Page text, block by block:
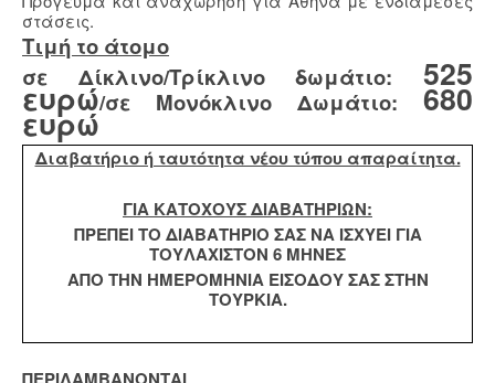
στάσεις.
Τιμή το άτομο
σε Δίκλινο/Τρίκλινο δωμάτιο: 525
ευρώ/σε Μονόκλινο Δωμάτιο: 680
ευρώ
Διαβατήριο ή ταυτότητα νέου τύπου απαραίτητα.
ΓΙΑ ΚΑΤΟΧΟΥΣ ΔΙΑΒΑΤΗΡΙΩΝ:
ΠΡΕΠΕΙ ΤΟ ΔΙΑΒΑΤΗΡΙΟ ΣΑΣ ΝΑ ΙΣΧΥΕΙ ΓΙΑ
ΤΟΥΛΑΧΙΣΤΟΝ 6 ΜΗΝΕΣ
ΑΠΟ ΤΗΝ ΗΜΕΡΟΜΗΝΙΑ ΕΙΣΟΔΟΥ ΣΑΣ ΣΤΗΝ
ΤΟΥΡΚΙΑ.
ΠΕΡΙΛΑΜΒΑΝΟΝΤΑΙ